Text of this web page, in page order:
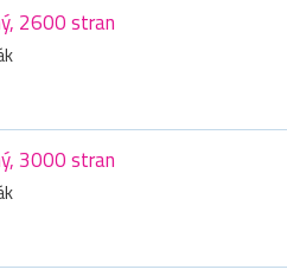
2600 stran
3000 stran